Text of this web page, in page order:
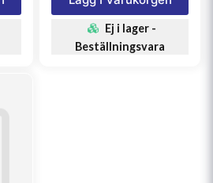
Ej i lager -
Beställningsvara